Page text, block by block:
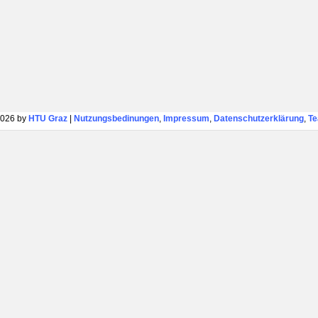
by HTU Graz| Nutzungsbedinungen, Impressum, Datenschutzerklärung,